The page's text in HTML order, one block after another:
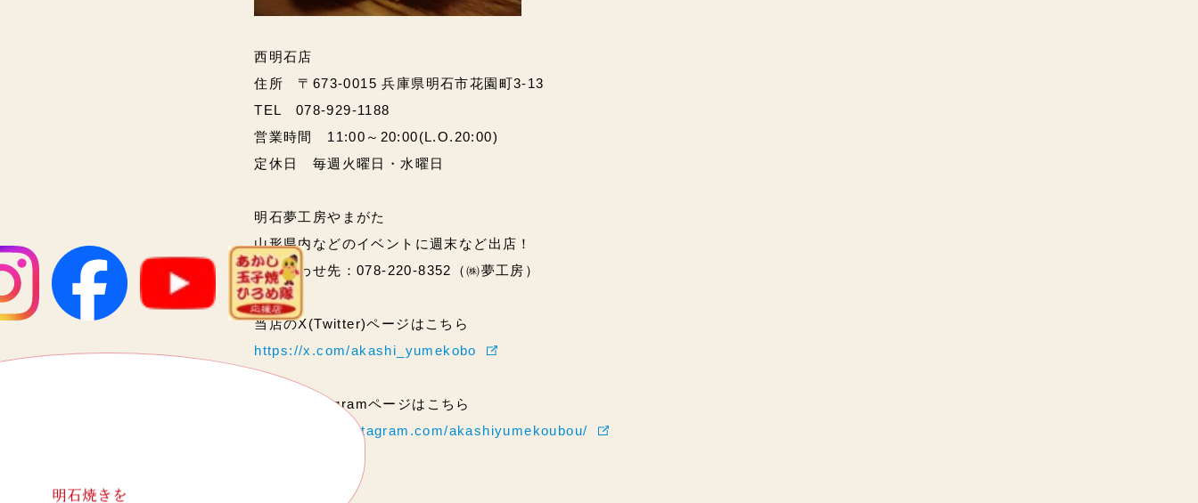
明石焼きを
西明石店
住所 〒673-0015 兵庫県明石市花園町3-13
TEL 078-929-1188
営業時間 11:00～20:00(L.O.20:00)
定休日 毎週火曜日・水曜日
明石夢工房やまがた
山形県内などのイベントに週末など出店！
問い合わせ先：078-220-8352（㈱夢工房）
当店のX(Twitter)ページはこちら
https://x.com/akashi_yumekobo
当店のInstagramページはこちら
https://www.instagram.com/akashiyumekoubou/